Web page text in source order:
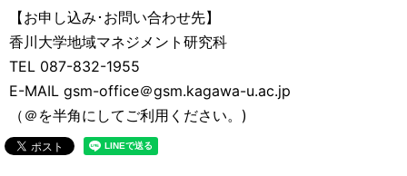
【お申し込み･お問い合わせ先】
香川大学地域マネジメント研究科
TEL 087-832-1955
E-MAIL gsm-office＠gsm.kagawa-u.ac.jp
（＠を半角にしてご利用ください。)